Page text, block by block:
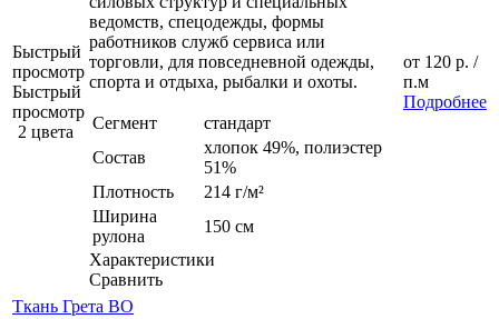
Быстрый
просмотр
Быстрый
просмотр
2 цвета
ведомств, спецодежды, формы
работников служб сервиса или
торговли, для повседневной одежды,
спорта и отдыха, рыбалки и охоты.
Сегмент
стандарт
Состав
хлопок 49%, полиэстер
51%
Плотность
214 г/м²
Ширина
рулона
150 см
Характеристики
Сравнить
от 120 р. /
п.м
Подробнее
Ткань Грета ВО